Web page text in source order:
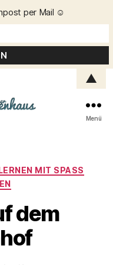
Menü
MIT SPASS
dem
V
o
n
C
per Mail ☺️
▲